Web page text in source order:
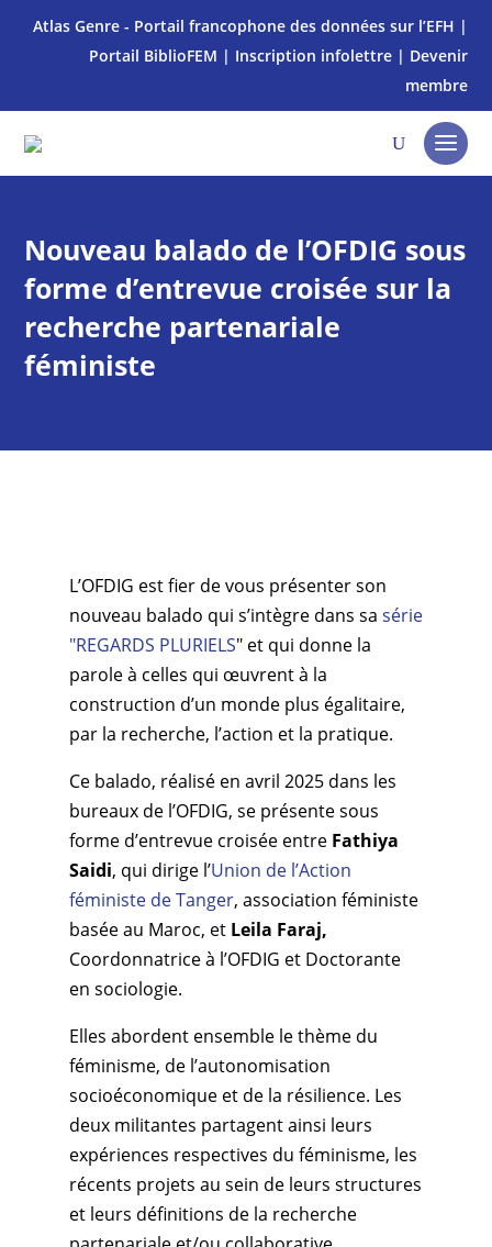
Atlas Genre - Portail francophone des données sur l’EFH |
Portail BiblioFEM | Inscription infolettre| Devenir
membre
Nouveau balado de l’OFDIG sous
forme d’entrevue croisée sur la
recherche partenariale
féministe
L’OFDIG est fier de vous présenter son
nouveau balado qui s’intègre dans sa série
"REGARDS PLURIELS" et qui donne la
parole à celles qui œuvrent à la
construction d’un monde plus égalitaire,
par la recherche, l’action et la pratique.
Ce balado, réalisé en avril 2025 dans les
bureaux de l’OFDIG, se présente sous
forme d’entrevue croisée entre Fathiya
Saidi, qui dirige l’Union de l’Action
féministe de Tanger, association féministe
basée au Maroc, et Leila Faraj,
Coordonnatrice à l’OFDIG et Doctorante
en sociologie.
Elles abordent ensemble le thème du
féminisme, de l’autonomisation
socioéconomique et de la résilience. Les
deux militantes partagent ainsi leurs
expériences respectives du féminisme, les
récents projets au sein de leurs structures
et leurs définitions de la recherche